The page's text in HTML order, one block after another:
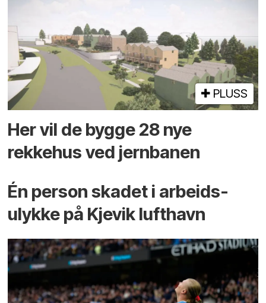
PLUSS
Her vil de bygge 28 nye
rekkehus ved jernbanen
Én person skadet i arbeids­
ulykke på Kjevik lufthavn